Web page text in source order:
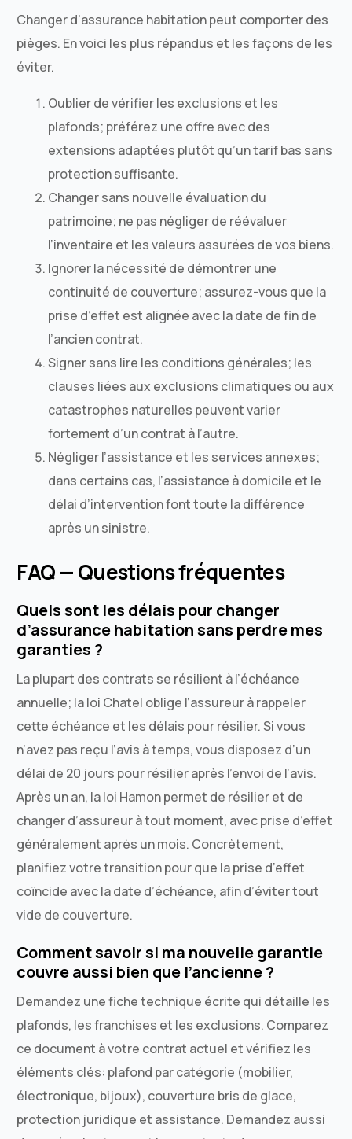
Changer d’assurance habitation peut comporter des
pièges. En voici les plus répandus et les façons de les
éviter.
Oublier de vérifier les exclusions et les
plafonds; préférez une offre avec des
extensions adaptées plutôt qu’un tarif bas sans
protection suffisante.
Changer sans nouvelle évaluation du
patrimoine; ne pas négliger de réévaluer
l’inventaire et les valeurs assurées de vos biens.
Ignorer la nécessité de démontrer une
continuité de couverture; assurez-vous que la
prise d’effet est alignée avec la date de fin de
l’ancien contrat.
Signer sans lire les conditions générales; les
clauses liées aux exclusions climatiques ou aux
catastrophes naturelles peuvent varier
fortement d’un contrat à l’autre.
Négliger l’assistance et les services annexes;
dans certains cas, l’assistance à domicile et le
délai d’intervention font toute la différence
après un sinistre.
FAQ — Questions fréquentes
Quels sont les délais pour changer
d’assurance habitation sans perdre mes
garanties ?
La plupart des contrats se résilient à l’échéance
annuelle; la loi Chatel oblige l’assureur à rappeler
cette échéance et les délais pour résilier. Si vous
n’avez pas reçu l’avis à temps, vous disposez d’un
délai de 20 jours pour résilier après l’envoi de l’avis.
Après un an, la loi Hamon permet de résilier et de
changer d’assureur à tout moment, avec prise d’effet
généralement après un mois. Concrètement,
planifiez votre transition pour que la prise d’effet
coïncide avec la date d’échéance, afin d’éviter tout
vide de couverture.
Comment savoir si ma nouvelle garantie
couvre aussi bien que l’ancienne ?
Demandez une fiche technique écrite qui détaille les
plafonds, les franchises et les exclusions. Comparez
ce document à votre contrat actuel et vérifiez les
éléments clés: plafond par catégorie (mobilier,
électronique, bijoux), couverture bris de glace,
protection juridique et assistance. Demandez aussi
Nous contacter